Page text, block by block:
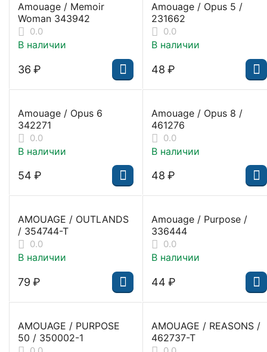
Amouage / Memoir
Woman 343942
0.0
В наличии
‍36‍ ₽
Amouage / Opus 5 /
231662
0.0
В наличии
‍48‍ ₽
Amouage / Opus 6
342271
0.0
В наличии
‍54‍ ₽
Amouage / Opus 8 /
461276
0.0
В наличии
‍48‍ ₽
AMOUAGE / OUTLANDS
/ 354744-T
0.0
В наличии
‍79‍ ₽
Amouage / Purpose /
336444
0.0
В наличии
‍44‍ ₽
AMOUAGE / PURPOSE
50 / 350002-1
AMOUAGE / REASONS /
462737-T